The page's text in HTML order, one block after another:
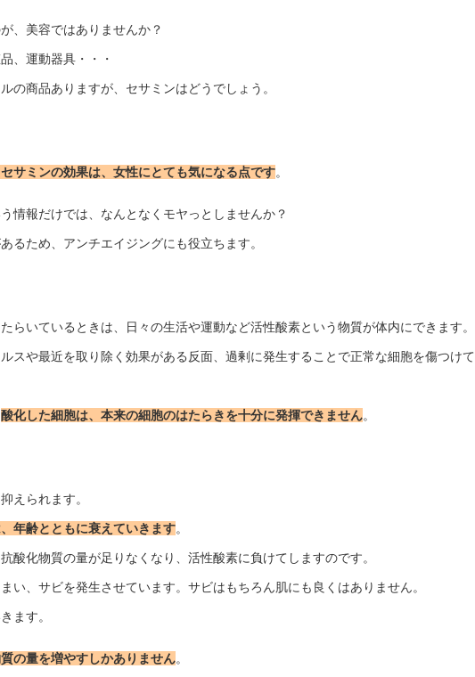
、美容ではありませんか？
、運動器具・・・
の商品ありますが、セサミンはどうでしょう。
サミンの効果は、女性にとても気になる点です。
情報だけでは、なんとなくモヤっとしませんか？
るため、アンチエイジングにも役立ちます。
らいているときは、日々の生活や運動など活性酸素という物質が体内にできます。
スや最近を取り除く効果がある反面、過剰に発生することで正常な細胞を傷つけて
酸化した細胞は、本来の細胞のはたらきを十分に発揮できません。
えられます。
年齢とともに衰えていきます。
酸化物質の量が足りなくなり、活性酸素に負けてしますのです。
い、サビを発生させています。サビはもちろん肌にも良くはありません。
ます。
の量を増やすしかありません。